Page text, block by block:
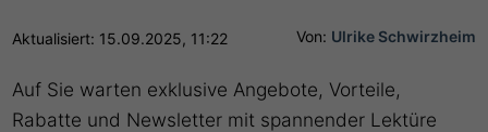
Von: Ulrike Schwirzheim
Aktualisiert: 15.09.2025, 11:22
Auf Sie warten exklusive Angebote, Vorteile,
Rabatte und Newsletter mit spannender Lektüre